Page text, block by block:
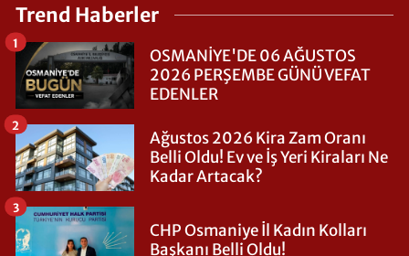
Trend Haberler
OSMANİYE'DE 06 AĞUSTOS
2026 PERŞEMBE GÜNÜ VEFAT
EDENLER
1
Ağustos 2026 Kira Zam Oranı
Belli Oldu! Ev ve İş Yeri Kiraları Ne
Kadar Artacak?
2
CHP Osmaniye İl Kadın Kolları
Başkanı Belli Oldu!
3